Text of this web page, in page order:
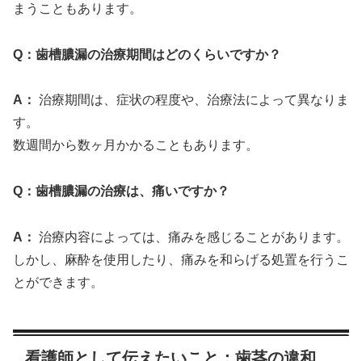
まうこともあります。
Q：歯槽膿漏の治療期間はどのくらいですか？
A： 治療期間は、症状の程度や、治療法によって異なりま
す。
数週間から数ヶ月かかることもあります。
Q：歯槽膿漏の治療は、痛いですか？
A： 治療内容によっては、痛みを感じることがあります。
しかし、麻酔を使用したり、痛みを和らげる処置を行うこ
とができます。